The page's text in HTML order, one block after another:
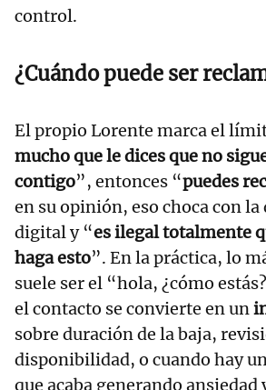
control.
¿Cuándo puede ser
El propio Lorente marca el
mucho que le dices que no
contigo”, entonces “puedes
en su opinión, eso choca con
digital y “es ilegal totalmente
haga esto”. En la práctica, lo
suele ser el “hola, ¿cómo
el contacto se convierte en un
sobre duración de la baja,
disponibilidad, o cuando hay
que acaba generando ansiedad